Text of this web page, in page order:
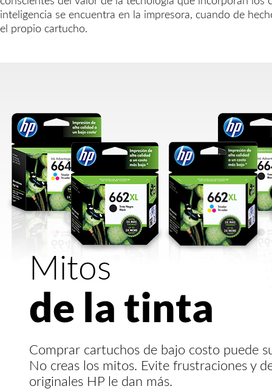
inteligencia se encuentra en la impresora, cuando de
el propio cartucho.
Mitos
de la tinta
Comprar cartuchos de bajo costo puede
No creas los mitos. Evite frustraciones y
originales HP le dan más.